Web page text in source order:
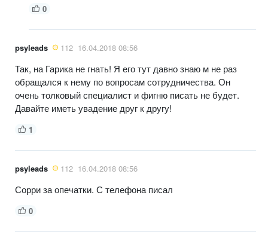
0
psyleads 112 16.04.2018 08:56
Так, на Гарика не гнать! Я его тут давно знаю м не раз
обращался к нему по вопросам сотрудничества. Он
очень толковый специалист и фигню писать не будет.
Давайте иметь увадение друг к другу!
1
psyleads 112 16.04.2018 08:56
Сорри за опечатки. С телефона писал
0